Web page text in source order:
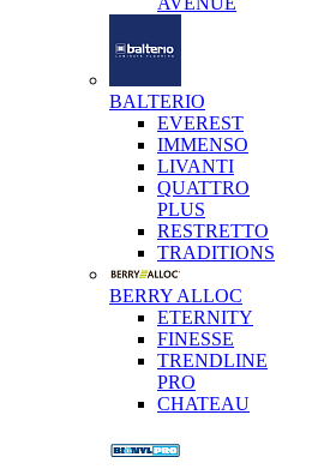
BALTERIO
EVEREST
IMMENSO
LIVANTI
QUATTRO
PLUS
RESTRETTO
TRADITIONS
BERRY ALLOC
ETERNITY
FINESSE
TRENDLINE
PRO
CHATEAU